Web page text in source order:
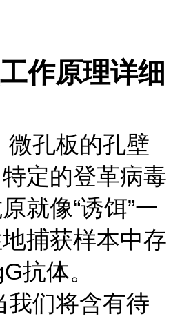
作原理详细
微孔板的孔壁
特定的登革病毒
就像“诱饵”一
捕获样本中存
抗体。
我们将含有待